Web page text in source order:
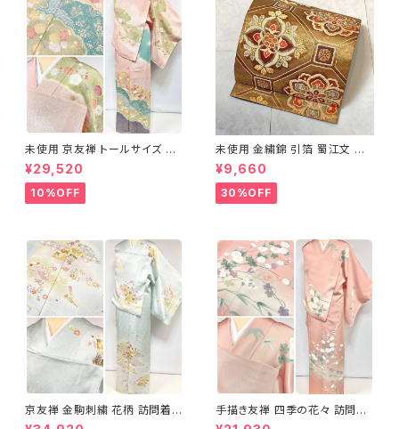
未使用 京友禅 トールサイズ 染
め分け 金彩 訪問着 袷 正絹 ピ
ンク 黄緑 紫 黄色 1438
¥29,520
10%OFF
未使用 金繍錦 引箔 蜀江文 唐
織 華紋 袋帯 正絹 金糸 ゴール
ド 赤 紫 710
¥9,660
30%OFF
京友禅 金駒刺繍 花柄 訪問着
正絹 水色 黄緑 パステルカラー
手描き友禅 四季の花々 訪問着
袷 正絹 サーモンピンク クリー